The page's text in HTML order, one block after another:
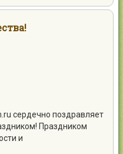
сердечно поздравляет
Праздником
и